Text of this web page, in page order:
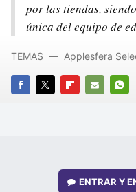
por las tiendas,
única del equipo de
FACEBOOK
TWITTERFLIPBOARD
E-
TEMAS Applesfera
ENTRAR Y